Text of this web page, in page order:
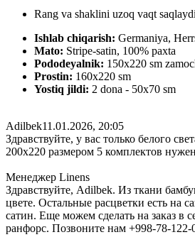
Rang va shaklini uzoq vaqt saqlaydi
Ishlab chiqarish: Germaniya,
Mato: Stripe-satin, 100% paxta
Pododeyalnik: 150х220 sm
Prostin: 160х220 sm
Yostiq jildi: 2 dona - 50x70 sm
Adilbek11.01.2026, 20:05
Здравствуйте, у вас только белого
200х220 размером 5 комплектов нужен
Менеджер Linens
Здравствуйте, Adilbek. Из ткани
цвете. Остальные расцветки есть на
сатин. Еще можем сделать на заказ в
ранфорс. Позвоните нам +998-78-122-